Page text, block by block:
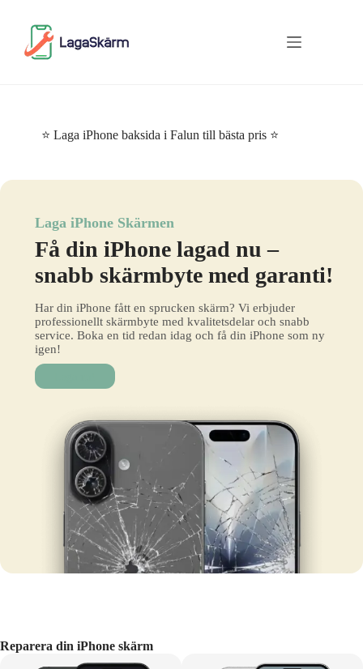
⭐ Laga iPhone baksida i Falun till bästa pris ⭐
Laga iPhone Skärmen
Få din iPhone lagad nu –
snabb skärmbyte med garanti!
Har din iPhone fått en sprucken skärm? Vi erbjuder
professionellt skärmbyte med kvalitetsdelar och snabb
service. Boka en tid redan idag och få din iPhone som ny
igen!
Reparera din iPhone skärm